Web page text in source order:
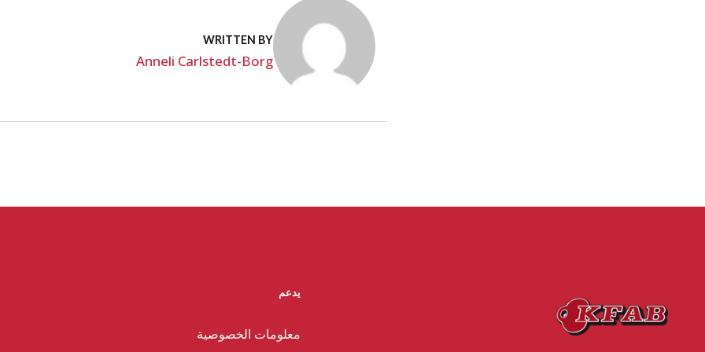
WRITTEN BY
Anneli Carlstedt-Borg
يدعم
معلومات الخصوصية